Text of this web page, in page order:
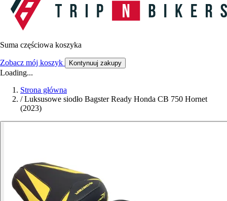
Suma częściowa koszyka
Zobacz mój koszyk Kontynuuj zakupy
Loading...
Strona główna
/ Luksusowe siodło Bagster Ready Honda CB 750 Hornet
(2023)